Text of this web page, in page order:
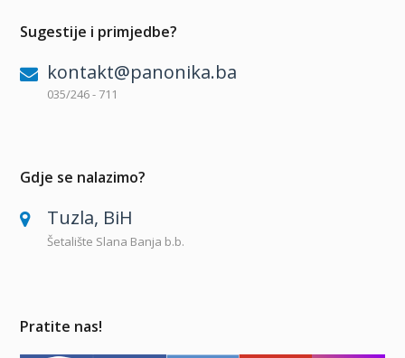
Sugestije i primjedbe?
kontakt@panonika.ba
035/246 - 711
Gdje se nalazimo?
Tuzla, BiH
Šetalište Slana Banja b.b.
Pratite nas!